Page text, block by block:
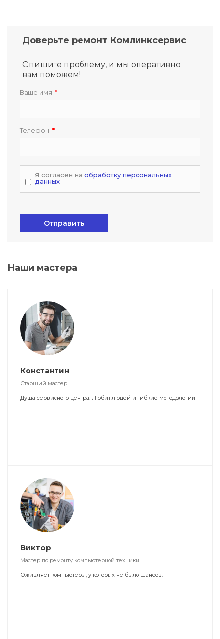
Доверьте ремонт Комлинксервис
Опишите проблему, и мы оперативно
вам поможем!
Ваше имя: *
Телефон: *
Я согласен на обработку персональных
данных
Отправить
Наши мастера
Константин
Старший мастер
Душа сервисного центра. Любит людей и гибкие методологии
Виктор
Мастер по ремонту компьютерной техники
Оживляет компьютеры, у которых не было шансов.